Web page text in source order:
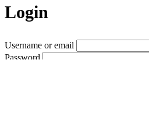
Login
Username or email
Password